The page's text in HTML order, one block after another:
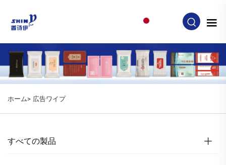
ホーム> 広告ワイプ
すべての製品